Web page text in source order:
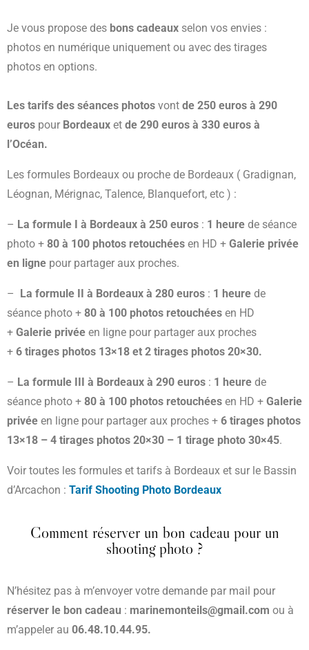
Je vous propose des bons cadeaux selon vos envies :
photos en numérique uniquement ou avec des tirages
photos en options.
Les tarifs des séances photos vont de 250 euros à 290
euros pour Bordeaux et de 290 euros à 330 euros à
l’Océan.
Les formules Bordeaux ou proche de Bordeaux ( Gradignan,
Léognan, Mérignac, Talence, Blanquefort, etc ) :
– La formule I à Bordeaux à 250 euros : 1 heure de séance
photo + 80 à 100 photos retouchées en HD + Galerie privée
en ligne pour partager aux proches.
– La formule II à Bordeaux à 280 euros : 1 heure de
séance photo + 80 à 100 photos retouchées en HD
+ Galerie privée en ligne pour partager aux proches
+ 6 tirages photos 13×18 et 2 tirages photos 20×30.
– La formule III à Bordeaux à 290 euros : 1 heure de
séance photo + 80 à 100 photos retouchées en HD + Galerie
privée en ligne pour partager aux proches + 6 tirages photos
13×18 – 4 tirages photos 20×30 – 1 tirage photo 30×45.
Voir toutes les formules et tarifs à Bordeaux et sur le Bassin
d’Arcachon : Tarif Shooting Photo Bordeaux
Comment réserver un bon cadeau pour un
shooting photo ?
N’hésitez pas à m’envoyer votre demande par mail pour
réserver le bon cadeau : marinemonteils@gmail.com ou à
m’appeler au 06.48.10.44.95.